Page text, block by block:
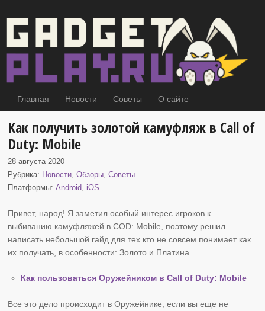
Главная Новости Советы О сайте
Как получить золотой камуфляж в Call of
Duty: Mobile
28 августа 2020
Рубрика: Новости,Обзоры,Советы
Платформы:Android, iOS
Привет, народ! Я заметил особый интерес игроков к
выбиванию камуфляжей в COD: Mobile, поэтому решил
написать небольшой гайд для тех кто не совсем понимает как
их получать, в особенности: Золото и Платина.
Как пользоваться Оружейником в Call of Duty: Mobile
Все это дело происходит в Оружейнике, если вы еще не